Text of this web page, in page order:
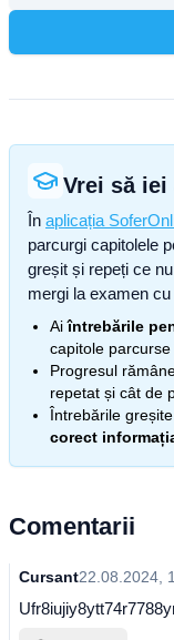
Vrei să
În aplicația
parcurgi capitolele
greșit și repeți ce
mergi la examen
Aiîntrebările
capitole parcurse
Progresul
repetat și cât de
Întrebările
corect
Comentarii
Cursant22.08.2024,